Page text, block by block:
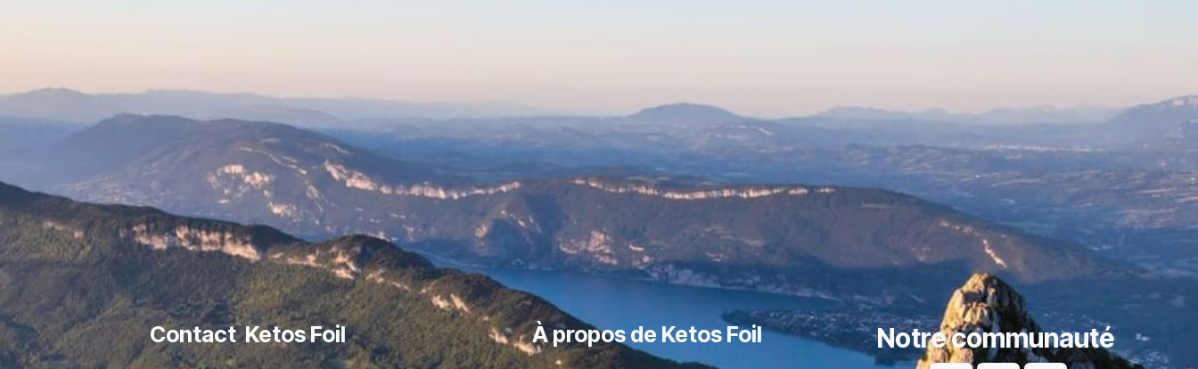
Notre communauté
Contact Ketos Foil À propos de Ketos Foil